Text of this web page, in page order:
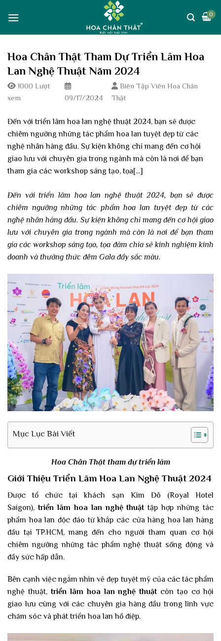
0
Hoa Chân Thật Tham Dự Triển Lãm Hoa
Lan Nghệ Thuật Năm 2024
1000 Lượt
xem
09/17/2024
Biên Tập Viên Hoa Chân
Thật
Đến với triển lãm hoa lan nghệ thuật 2024, bạn sẽ được
chiêm ngưỡng những tác phẩm hoa lan tuyệt đẹp từ các
nghệ nhân hàng đầu. Sự kiện không chỉ mang đến cơ hội
giao lưu với chuyên gia trong ngành mà còn là nơi để bạn
tham gia các workshop sáng tạo, tọa[...]
Đến với triển lãm hoa lan nghệ thuật 2024, bạn sẽ được
chiêm ngưỡng những tác phẩm hoa lan tuyệt đẹp từ các
nghệ nhân hàng đầu. Sự kiện không chỉ mang đến cơ hội giao
lưu với chuyên gia trong ngành mà còn là nơi để bạn tham
gia các workshop sáng tạo, tọa đàm chia sẻ kinh nghiệm kinh
doanh và thưởng thức đêm Gala đầy sắc màu.
Mục Lục Bài Viết
Hoa Chân Thật tham dự triển lãm
Giới Thiệu Triển Lãm Hoa Lan Nghệ Thuật 2024
Được tổ chức tại khách sạn Kim Đô (Royal Hotel
Saigon), triển lãm hoa lan nghệ thuật tập hợp những tác
phẩm hoa lan độc đáo từ khắp các cửa hàng hoa lan hàng
đầu tại TP.HCM, mang đến cho người tham quan cơ hội
chiêm ngưỡng những tác phẩm nghệ thuật sống động và
đầy sức hấp dẫn.
Bên cạnh việc ngắm nhìn vẻ đẹp tuyệt mỹ của các tác phẩm
nghệ thuật, triển lãmhoa lan nghệ thuậtcòn tạo cơ hội
giao lưu cùng với các chuyên gia hàng đầu trong lĩnh vực
chăm sóc và phát triển hoa lan hồ điệp.